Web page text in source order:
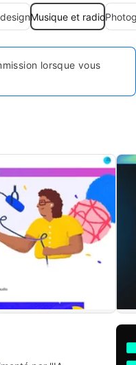
Musique et radio
lorsque vous